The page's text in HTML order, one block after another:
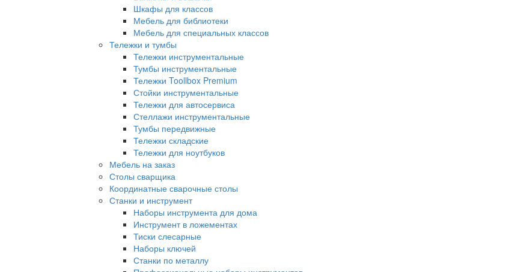
Шкафы для классов
Мебель для библиотеки
Мебель для специальных классов
Тележки и тумбы
Тележки инструментальные
Тумбы инструментальные
Тележки Toollbox Premium
Стойки инструментальные
Тележки для автосервиса
Стеллажи инструментальные
Тумбы передвижные
Тележки складские
Тележки для ноутбуков
Мебель на заказ
Столы сварщика
Координатные сварочные столы
Станки и инструмент
Наборы инструмента для дома
Инструмент в ложементах
Тиски слесарные
Наборы ключей
Станки по металлу